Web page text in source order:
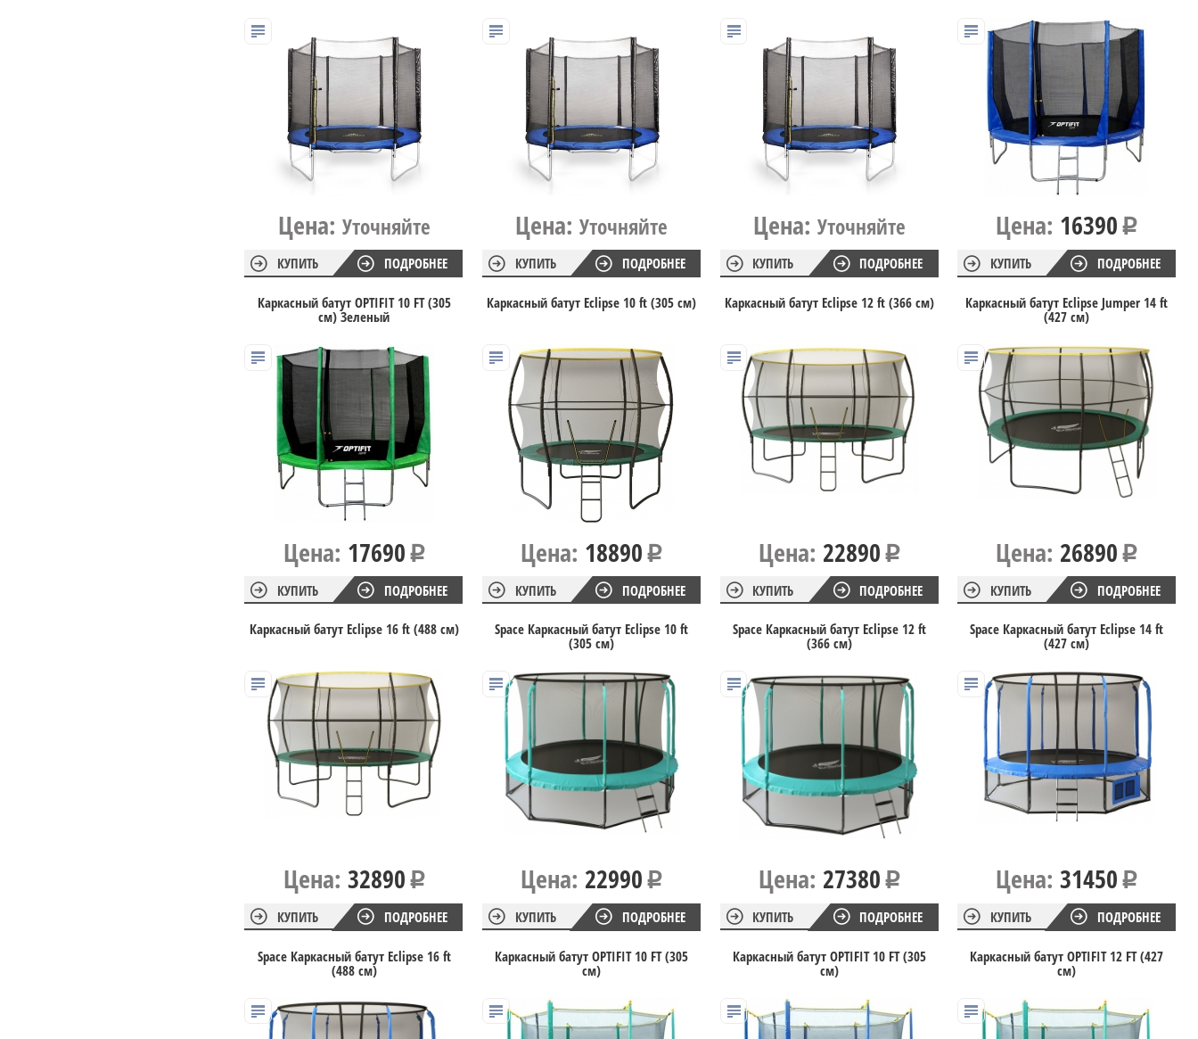
Цена: Уточняйте
КУПИТЬ ПОДРОБНЕЕ
Цена:Уточняйте
КУПИТЬ ПОДРОБНЕЕ
Цена: Уточняйте
КУПИТЬ ПОДРОБНЕЕ
Цена: 16390
КУПИТЬ ПОДРОБНЕЕ
Каркасный батут OPTIFIT 10 FT (305
см) Зеленый
Цена: 17690
КУПИТЬ ПОДРОБНЕЕ
Каркасный батут Eclipse 10 ft (305 см)
Цена: 18890
КУПИТЬ ПОДРОБНЕЕ
Каркасный батут Eclipse 12 ft (366 см)
Цена: 22890
КУПИТЬ ПОДРОБНЕЕ
Каркасный батут Eclipse Jumper 14 ft
(427 см)
Цена: 26890
КУПИТЬ ПОДРОБНЕЕ
Каркасный батут Eclipse 16 ft (488 см)
Цена: 32890
КУПИТЬ ПОДРОБНЕЕ
Space Каркасный батут Eclipse 10 ft
(305 см)
Цена: 22990
КУПИТЬ ПОДРОБНЕЕ
Space Каркасный батут Eclipse 12 ft
(366 см)
Цена: 27380
КУПИТЬ ПОДРОБНЕЕ
Space Каркасный батут Eclipse 14 ft
(427 см)
Цена:31450
КУПИТЬ ПОДРОБНЕЕ
Space Каркасный батут Eclipse 16 ft
(488 см)
Каркасный батут OPTIFIT 10 FT (305
см)
Каркасный батут OPTIFIT 10 FT (305
см)
Каркасный батут OPTIFIT 12 FT (427
см)